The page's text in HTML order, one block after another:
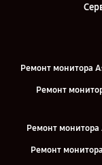
Ремонт монитора
Ремонт
Ремонт монитора
Ремонт